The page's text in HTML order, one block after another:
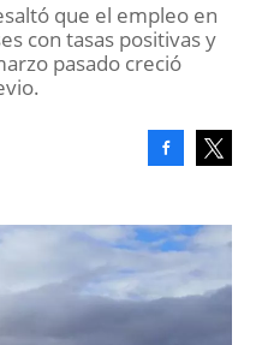
que el empleo en
con tasas positivas y
pasado creció